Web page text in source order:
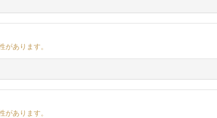
あります。
あります。